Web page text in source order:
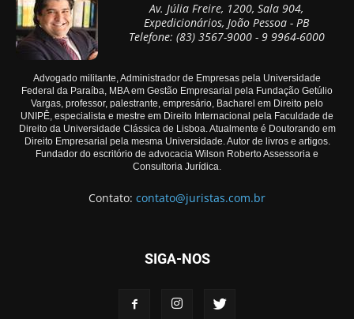
Av. Júlia Freire, 1200, Sala 904,
Expedicionários, João Pessoa - PB
Telefone: (83) 3567-9000 - 9 9964-6000
Advogado militante, Administrador de Empresas pela Universidade
Federal da Paraíba, MBA em Gestão Empresarial pela Fundação Getúlio
Vargas, professor, palestrante, empresário, Bacharel em Direito pelo
UNIPÊ, especialista e mestre em Direito Internacional pela Faculdade de
Direito da Universidade Clássica de Lisboa. Atualmente é Doutorando em
Direito Empresarial pela mesma Universidade. Autor de livros e artigos.
Fundador do escritório de advocacia Wilson Roberto Assessoria e
Consultoria Jurídica.
Contato: contato@juristas.com.br
SIGA-NOS